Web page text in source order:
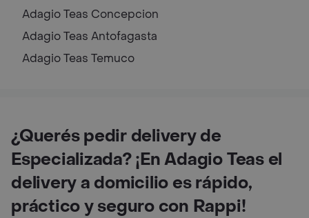
Adagio Teas Concepcion
Adagio Teas Antofagasta
Adagio Teas Temuco
¿Querés pedir delivery de
Especializada? ¡En Adagio Teas el
delivery a domicilio es rápido,
práctico y seguro con Rappi!